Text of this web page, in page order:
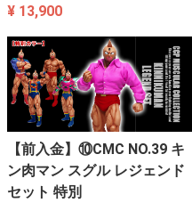
¥ 13,900
【前入金】⑩CMC NO.39 キ
ン肉マン スグル レジェンド
セット 特別